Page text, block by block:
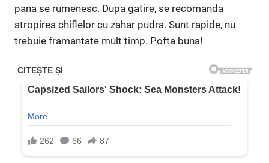
pana se rumenesc. Dupa gatire, se recomanda
stropirea chiflelor cu zahar pudra. Sunt rapide, nu
trebuie framantate mult timp. Pofta buna!